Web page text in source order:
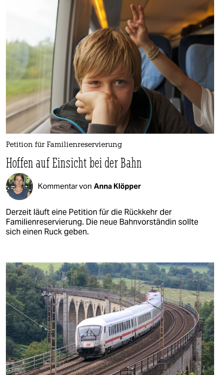
Petition für Familienreservierung
Hoffen auf Einsicht bei der Bahn
Kommentar von Anna Klöpper
Derzeit läuft eine Petition für die Rückkehr der
Familienreservierung. Die neue Bahnvorständin sollte
sich einen Ruck geben.